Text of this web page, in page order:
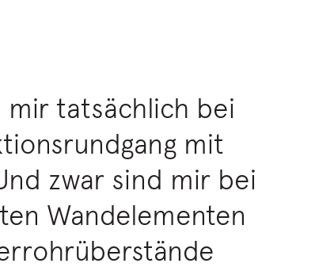
mir tatsächlich bei
mit
zwar sind mir bei
Wandelementen